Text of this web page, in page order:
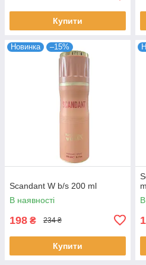
Купити
Новинка –15%
Scandant W b/s 200 ml
В наявності
198 ₴ 234 ₴
Купити